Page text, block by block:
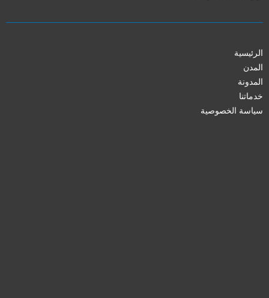
الرئيسية
المدن
المدونة
خدماتنا
سياسة الخصوصية